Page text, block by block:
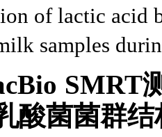
of lactic acid
samples
SMRT
酸菌菌群结